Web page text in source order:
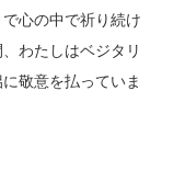
心の中で祈り続け
わたしはベジタリ
敬意を払っていま